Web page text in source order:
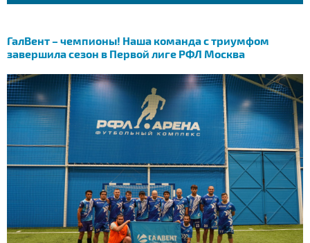
ГалВент – чемпионы! Наша команда с триумфом
завершила сезон в Первой лиге РФЛ Москва